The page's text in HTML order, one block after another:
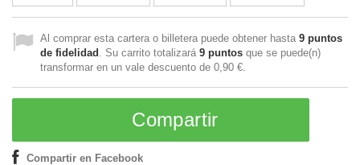
Al comprar esta cartera o billetera puede obtener hasta 9 puntos
de fidelidad . Su carrito totalizará 9 puntos que se puede(n)
transformar en un vale descuento de 0,90 €.
Compartir
Compartir en Facebook